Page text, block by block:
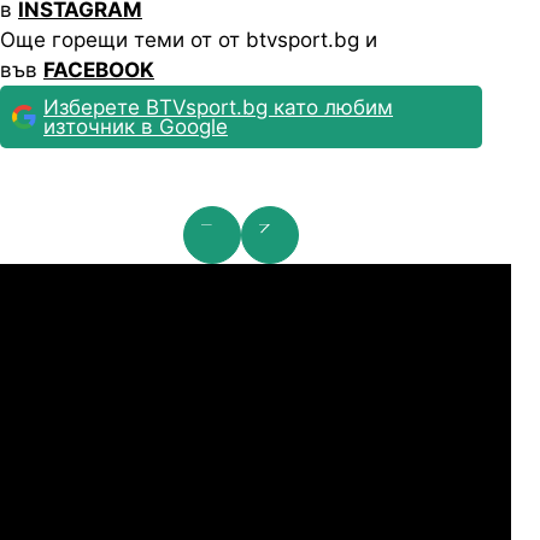
в INSTAGRAM
Още горещи теми от от btvsport.bg и
във FACEBOOK
Изберете BTVsport.bg като любим
източник в Google